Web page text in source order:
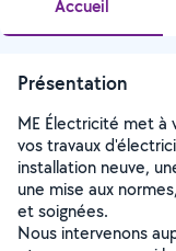
Accueil
Présentation
ME Électricité met à
vos travaux
installation neuve,
une mise aux
et soignées.
Nous intervenons